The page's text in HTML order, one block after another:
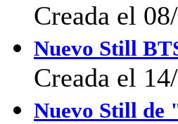
Creada el
Nuevo Still
Creada el
Nuevo Still de